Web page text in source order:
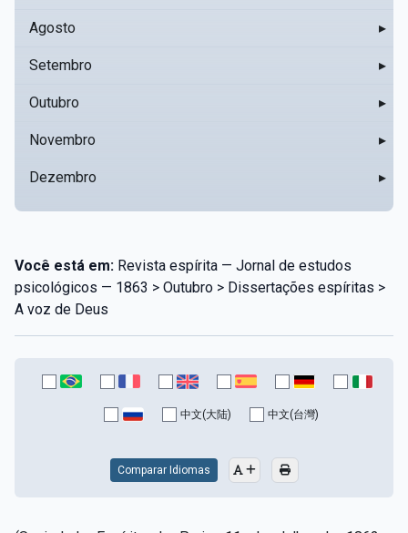
Agosto ▸
Setembro ▸
Outubro ▸
Novembro ▸
Dezembro ▸
Você está em: Revista espírita — Jornal de estudos
psicológicos — 1863 > Outubro > Dissertações espíritas >
A voz de Deus
中文(大陆) 中文(台灣)
Comparar Idiomas